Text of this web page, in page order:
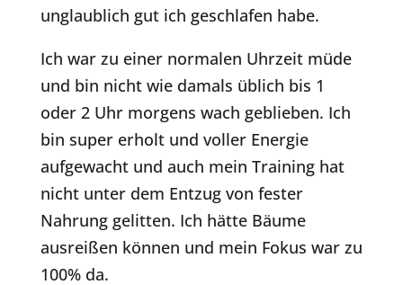
unglaublich gut ich geschlafen habe.
Ich war zu einer normalen Uhrzeit müde
und bin nicht wie damals üblich bis 1
oder 2 Uhr morgens wach geblieben. Ich
bin super erholt und voller Energie
aufgewacht und auch mein Training hat
nicht unter dem Entzug von fester
Nahrung gelitten. Ich hätte Bäume
ausreißen können und mein Fokus war zu
100% da.